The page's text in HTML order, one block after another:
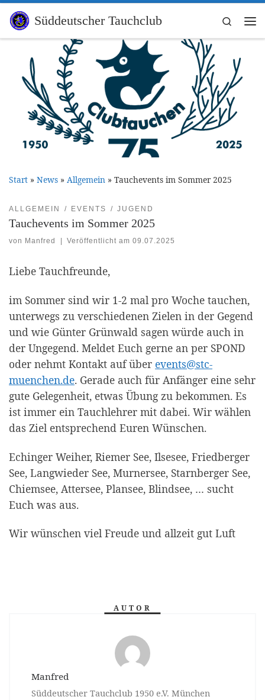
Zum Inhalt springen
Süddeutscher Tauchclub
Search
Start » News » Allgemein » Tauchevents im Sommer 2025
ALLGEMEIN EVENTS JUGEND
Tauchevents im Sommer 2025
von Manfred Veröffentlicht am09.07.2025
Liebe Tauchfreunde,
im Sommer sind wir 1-2 mal pro Woche tauchen,
unterwegs zu verschiedenen Zielen in der Gegend
und wie Günter Grünwald sagen würde auch in
der Ungegend. Meldet Euch gerne an per SPOND
oder nehmt Kontakt auf über events@stc-
muenchen.de. Gerade auch für Anfänger eine sehr
gute Gelegenheit, etwas Übung zu bekommen. Es
ist immer ein Tauchlehrer mit dabei. Wir wählen
das Ziel entsprechend Euren Wünschen.
Echinger Weiher, Riemer See, Ilsesee, Friedberger
See, Langwieder See, Murnersee, Starnberger See,
Chiemsee, Attersee, Plansee, Blindsee, … sucht
Euch was aus.
Wir wünschen viel Freude und allzeit gut Luft
AUTOR
Manfred
Süddeutscher Tauchclub 1950 e.V. München